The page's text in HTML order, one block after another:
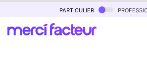
particulier